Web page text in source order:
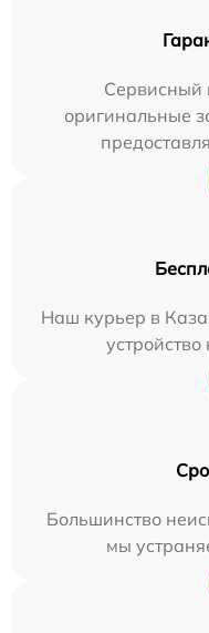
Сервисный
оригинальные
Наш курьер в
Большинство
мы